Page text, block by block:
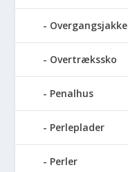
Overgangsjakke
Overtrækssko
Penalhus
Perleplader
Perler